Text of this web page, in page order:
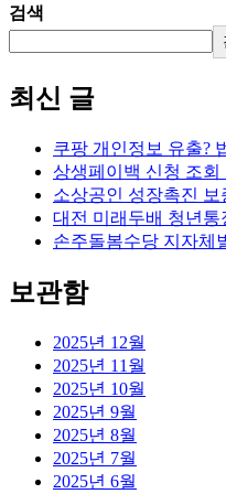
검색
최신 글
쿠팡 개인정보 유출?
상생페이백 신청 조회
소상공인 성장촉진 보
대전 미래두배 청년통
손주돌봄수당 지자체
보관함
2025년 12월
2025년 11월
2025년 10월
2025년 9월
2025년 8월
2025년 7월
2025년 6월